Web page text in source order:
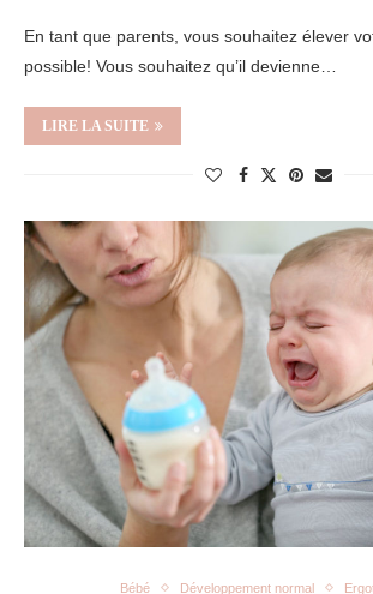
En tant que parents, vous souhaitez élever
possible! Vous souhaitez qu’il devienne…
LIRE LA SUITE
Bébé Développement normal